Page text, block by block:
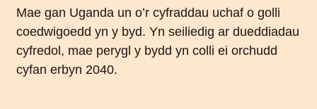
Mae gan Uganda un o’r cyfraddau uchaf o golli
coedwigoedd yn y byd. Yn seiliedig ar dueddiadau
cyfredol, mae perygl y bydd yn colli ei orchudd
cyfan erbyn 2040.